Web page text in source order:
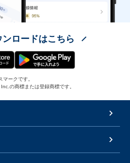
ロードはこちら
ークです。
の商標または登録商標です。